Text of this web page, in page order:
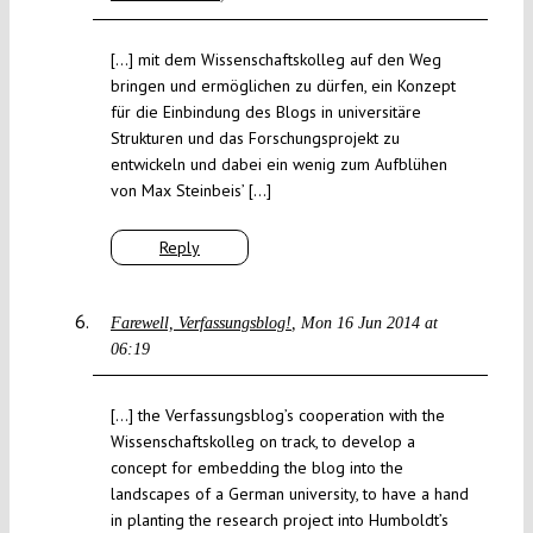
Reply
[…] mit dem Wissenschaftskolleg auf den Weg
bringen und ermöglichen zu dürfen, ein Konzept
für die Einbindung des Blogs in universitäre
Strukturen und das Forschungsprojekt zu
entwickeln und dabei ein wenig zum Aufblühen
von Max Steinbeis’ […]
Farewell, Verfassungsblog!
Mon 16 Jun 2014 at
06:19
[…] the Verfassungsblog’s cooperation with the
Wissenschaftskolleg on track, to develop a
concept for embedding the blog into the
landscapes of a German university, to have a hand
in planting the research project into Humboldt’s